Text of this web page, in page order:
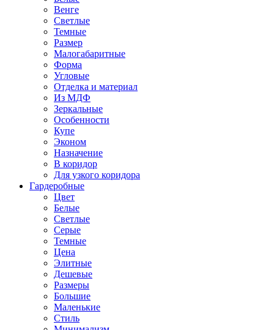
Венге
Светлые
Темные
Размер
Малогабаритные
Форма
Угловые
Отделка и материал
Из МДФ
Зеркальные
Особенности
Купе
Эконом
Назначение
В коридор
Для узкого коридора
Гардеробные
Цвет
Белые
Светлые
Серые
Темные
Цена
Элитные
Дешевые
Размеры
Большие
Маленькие
Стиль